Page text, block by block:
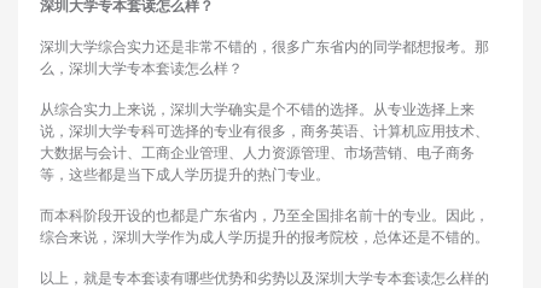
深圳大学专本套读怎么样？
深圳大学综合实力还是非常不错的，很多广东省内的同学都想报考。那
么，深圳大学专本套读怎么样？
从综合实力上来说，深圳大学确实是个不错的选择。从专业选择上来
说，深圳大学专科可选择的专业有很多，商务英语、计算机应用技术、
大数据与会计、工商企业管理、人力资源管理、市场营销、电子商务
等，这些都是当下成人学历提升的热门专业。
而本科阶段开设的也都是广东省内，乃至全国排名前十的专业。因此，
综合来说，深圳大学作为成人学历提升的报考院校，总体还是不错的。
以上，就是专本套读有哪些优势和劣势以及深圳大学专本套读怎么样的